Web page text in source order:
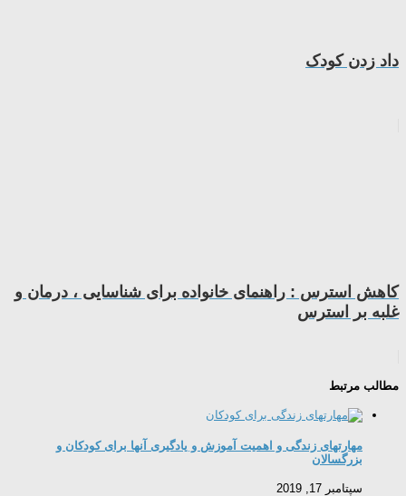
داد زدن کودک
کاهش استرس : راهنمای خانواده برای شناسایی ، درمان و
غلبه بر استرس
مطالب مرتبط
مهارتهای زندگی و اهمیت آموزش و یادگیری آنها برای کودکان و
بزرگسالان
سپتامبر 17, 2019